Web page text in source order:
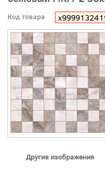
Код товара
Другие изображения